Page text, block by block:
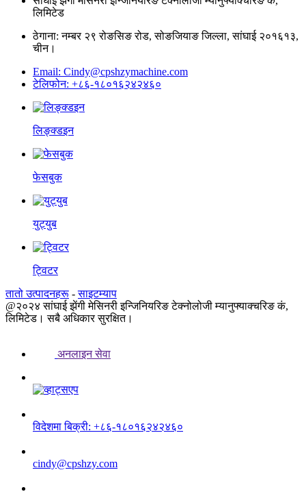
लिमिटेड
ठेगाना: नम्बर २९ रोङसिङ रोड, सोङजियाङ जिल्ला, सांघाई २०१६१३,
चीन।
Email: Cindy@cpshzymachine.com
टेलिफोन: +८६-१८०१६२४२४६०
लिङ्क्डइन
फेसबुक
युट्युब
ट्विटर
तातो उत्पादनहरू -साइटम्याप
@२०२४ सांघाई झेंगी मेसिनरी इन्जिनियरिङ टेक्नोलोजी म्यानुफ्याक्चरिङ कं,
लिमिटेड। सबै अधिकार सुरक्षित।
अनलाइन सेवा
विदेशमा बिक्री: +८६-१८०१६२४२४६०
cindy@cpshzy.com